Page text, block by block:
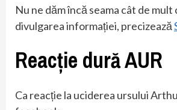
Nu ne dăm încă seama cât de
divulgarea informației, precizează
Reacție dură AUR
Ca reacție la uciderea ursului